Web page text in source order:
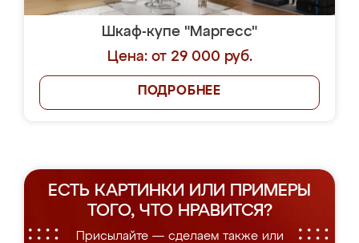
Шкаф-купе "Маргесс"
Цена: от 29 000 руб.
ПОДРОБНЕЕ
ЕСТЬ КАРТИНКИ ИЛИ ПРИМЕРЫ
ТОГО, ЧТО НРАВИТСЯ?
Присылайте — сделаем также или